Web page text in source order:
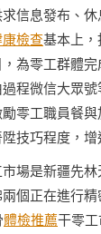
求信息發布、
檢查基本上
為零工群體
程微信大眾
零工職員餐
技巧程度，增
場是新疆先
個正在進行精
體檢推薦干零